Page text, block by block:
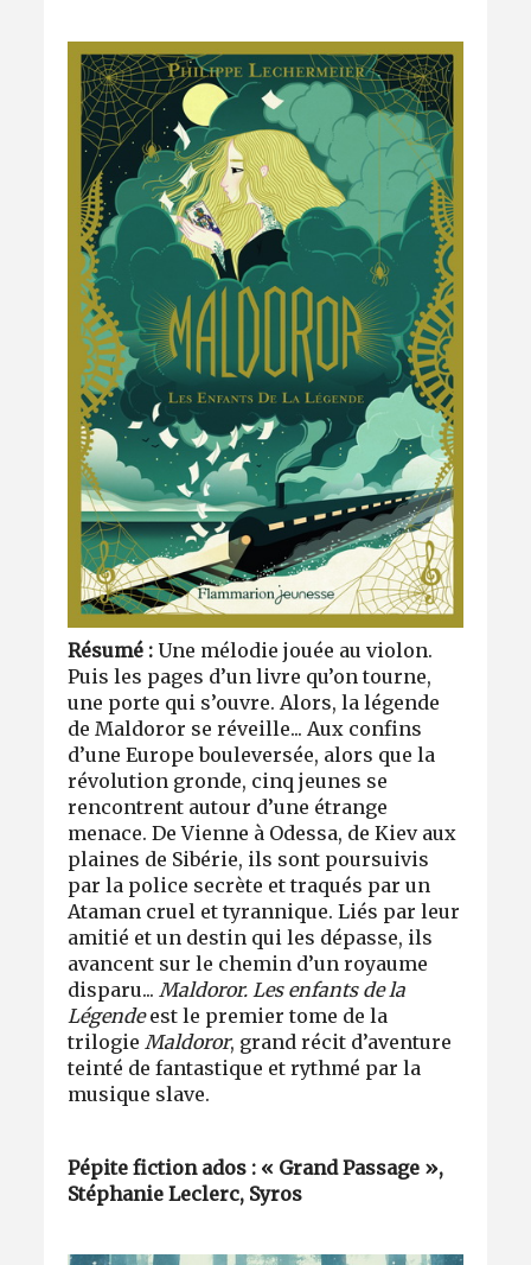
Résumé : Une mélodie jouée au violon.
Puis les pages d’un livre qu’on tourne,
une porte qui s’ouvre. Alors, la légende
de Maldoror se réveille... Aux confins
d’une Europe bouleversée, alors que la
révolution gronde, cinq jeunes se
rencontrent autour d’une étrange
menace. De Vienne à Odessa, de Kiev aux
plaines de Sibérie, ils sont poursuivis
par la police secrète et traqués par un
Ataman cruel et tyrannique. Liés par leur
amitié et un destin qui les dépasse, ils
avancent sur le chemin d’un royaume
disparu...Maldoror. Les enfants de la
Légendeest le premier tome de la
trilogieMaldoror, grand récit d’aventure
teinté de fantastique et rythmé par la
musique slave.
Pépite fiction ados : « Grand Passage »,
Stéphanie Leclerc, Syros